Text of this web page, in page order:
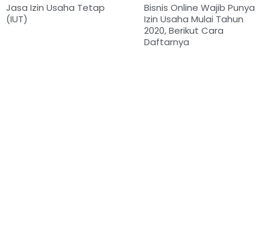
Jasa Izin Usaha Tetap
(IUT)
Bisnis Online Wajib Punya
Izin Usaha Mulai Tahun
2020, Berikut Cara
Daftarnya